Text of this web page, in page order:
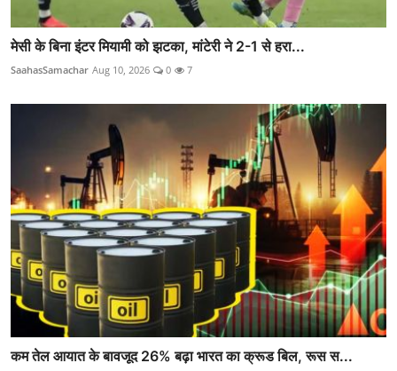
मेसी के बिना इंटर मियामी को झटका, मांटेरी ने 2-1 से हरा...
SaahasSamachar Aug 10, 2026 0 7
कम तेल आयात के बावजूद 26% बढ़ा भारत का क्रूड बिल, रूस स...